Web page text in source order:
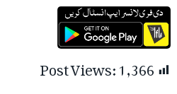
Post Views:1,366